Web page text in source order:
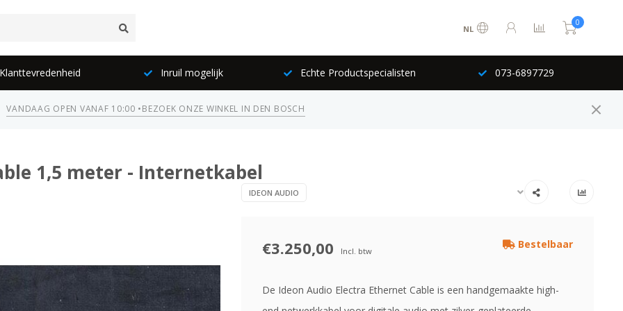
NL
0
Inruil mogelijk Echte Productspecialisten 073-6897729
VANDAAG OPEN VANAF 10:00 •BEZOEK ONZE WINKEL IN DEN BOSCH
1,5 meter - Internetkabel
IDEON AUDIO
€3.250,00 Incl. btw
Bestelbaar
De Ideon Audio Electra Ethernet Cable is een handgemaakte high-